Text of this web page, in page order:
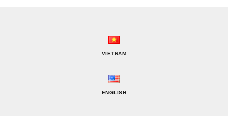
VIETNAM
ENGLISH